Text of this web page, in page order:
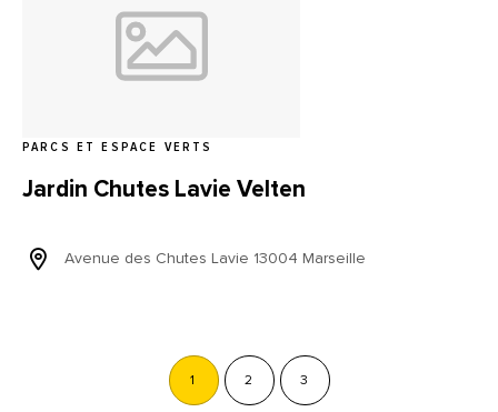
PARCS ET ESPACE VERTS
Jardin Chutes Lavie Velten
Avenue des Chutes Lavie 13004 Marseille
1 2 3